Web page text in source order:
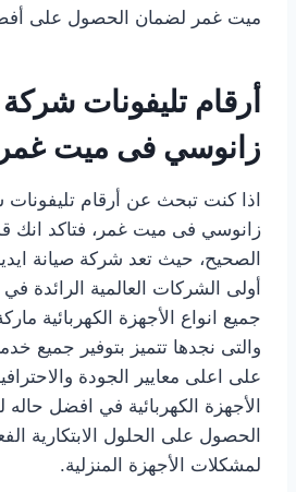
ميت غمر لضمان الحصول على
أرقام تليفونات
زانوسي فى ميت غمر
اذا كنت تبحث عن أرقام تليفونات
زانوسي فى ميت غمر، فتاكد انك
الصحيح، حيث تعد شركة صيانة
أولى الشركات العالمية الرائدة
جميع انواع الأجهزة الكهربائية
والتى نجدها تتميز بتوفير جميع
على اعلى معايير الجودة
الأجهزة الكهربائية في افضل
الحصول على الحلول الابتكارية
لمشكلات الأجهزة المنزلية.